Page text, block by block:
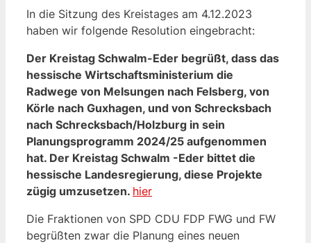
In die Sitzung des Kreistages am 4.12.2023
haben wir folgende Resolution eingebracht:
Der Kreistag Schwalm-Eder begrüßt, dass das
hessische Wirtschaftsministerium die
Radwege von Melsungen nach Felsberg, von
Körle nach Guxhagen, und von Schrecksbach
nach Schrecksbach/Holzburg in sein
Planungsprogramm 2024/25 aufgenommen
hat. Der Kreistag Schwalm -Eder bittet die
hessische Landesregierung, diese Projekte
zügig umzusetzen. hier
Die Fraktionen von SPD CDU FDP FWG und FW
begrüßten zwar die Planung eines neuen